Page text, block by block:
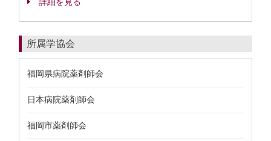
所属学協会
福岡県病院薬剤師会
日本病院薬剤師会
福岡市薬剤師会